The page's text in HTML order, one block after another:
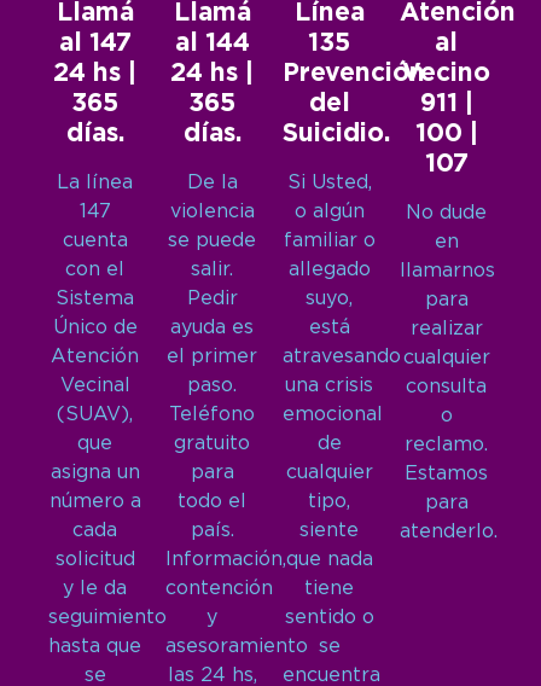
Llamá
al 147
24 hs |
365
días.
La línea
147
cuenta
con el
Sistema
Único de
Atención
Vecinal
(SUAV),
que
asigna un
número a
cada
solicitud
y le da
seguimiento
hasta que
se
Llamá
al 144
24 hs |
365
días.
De la
violencia
se puede
salir.
Pedir
ayuda es
el primer
paso.
Teléfono
gratuito
para
todo el
país.
Información,
contención
y
asesoramiento
las 24 hs,
Línea
135
Prevención
del
Suicidio.
Si Usted,
o algún
familiar o
allegado
suyo,
está
atravesando
una crisis
emocional
de
cualquier
tipo,
siente
que nada
tiene
sentido o
se
encuentra
Atención
al
Vecino
911 |
100 |
107
No dude
en
llamarnos
para
realizar
cualquier
consulta
o
reclamo.
Estamos
para
atenderlo.